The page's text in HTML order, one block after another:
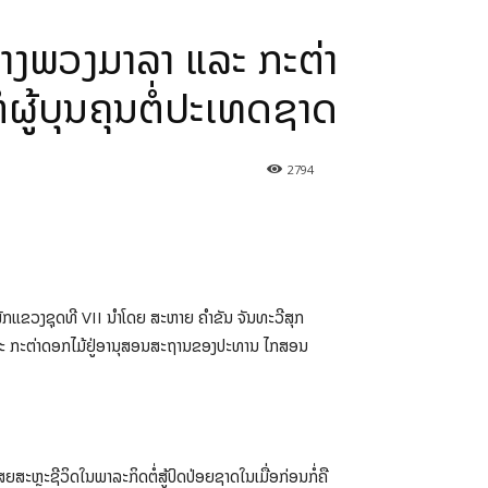
ພວງມາລາ ແລະ ກະຕ່າ
ບຸນຄຸນຕໍ່ປະເທດຊາດ
2794
ແຂວງຊຸດທີ VII ນຳໂດຍ ສະຫາຍ ຄໍາຂັນ ຈັນທະວີສຸກ
ກະຕ່າດອກໄມ້ຢູ່ອານຸສອນສະຖານຂອງປະທານ ໄກສອນ
ສະຫຼະຊີວິດໃນພາລະກິດຕໍ່ສູ້ປົດປ່ອຍຊາດໃນເມື່ອກ່ອນກໍ່ຄື